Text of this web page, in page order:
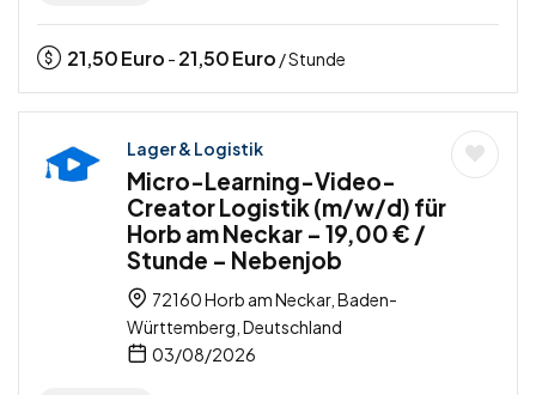
21,50Euro - 21,50Euro / Stunde
Lager & Logistik
Micro-Learning-Video-
Creator Logistik (m/w/d) für
Horb am Neckar – 19,00 € /
Stunde – Nebenjob
72160 Horb am Neckar, Baden-
Württemberg, Deutschland
03/08/2026